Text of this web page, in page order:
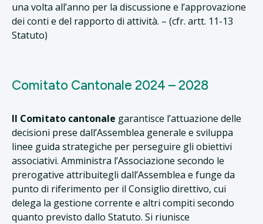
una volta all’anno per la discussione e l’approvazione
dei conti e del rapporto di attività. – (cfr. artt. 11-13
Statuto)
Comitato Cantonale 2024 – 2028
Il Comitato cantonale garantisce l’attuazione delle
decisioni prese dall’Assemblea generale e sviluppa
linee guida strategiche per perseguire gli obiettivi
associativi. Amministra l’Associazione secondo le
prerogative attribuitegli dall’Assemblea e funge da
punto di riferimento per il Consiglio direttivo, cui
delega la gestione corrente e altri compiti secondo
quanto previsto dallo Statuto. Si riunisce